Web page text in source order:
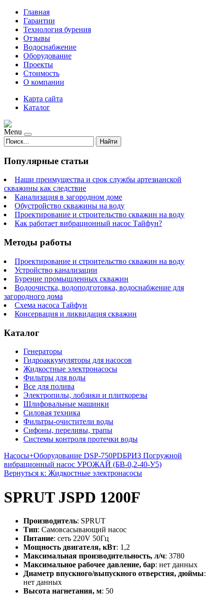
Главная
Гарантии
Технология бурения
Отзывы
Водоснабжение
Оборудование
Проекты
Стоимость
О компании
Карта сайта
Каталог
Menu
Найти
Популярные статьи
Наши преимущества и срок службы артезианской
скважины как следствие
Канализация в загородном доме
Обустройство скважины на воду
Проектирование и строительство скважин на воду
Как работает вибрационный насос Тайфун?
Методы работы
Проектирование и строительство скважин на воду
Устройство канализации
Бурение промышленных скважин
Водоочистка, водоподготовка, водоснабжение для
загородного дома
Схема насоса Тайфун
Консервация и ликвидация скважин
Каталог
Генераторы
Гидроаккумуляторы для насосов
Жидкостные электронасосы
Фильтры для воды
Все для полива
Электропилы, лобзики и плиткорезы
Шлифовальные машинки
Силовая техника
Фильтры-очистители воды
Сифоны, переливы, трапы
Системы контроля протечки воды
Насосы+Оборудование DSP-750PDБРИЗ Погружной
вибрационный насос УРОЖАЙ (БВ-0,2-40-У5)
Вернуться к: Жидкостные электронасосы
SPRUT JSPD 1200F
Производитель: SPRUT
Тип: Cамовсасывающий насос
Питание: сеть 220V 50Гц
Мощность двигателя, кВт: 1,2
Максимальная производительность, л/ч: 3780
Максимальное рабочее давление, бар: нет данных
Диаметр впускного/выпускного отверстия, дюймы:
нет данных
Высота нагнетания, м: 50